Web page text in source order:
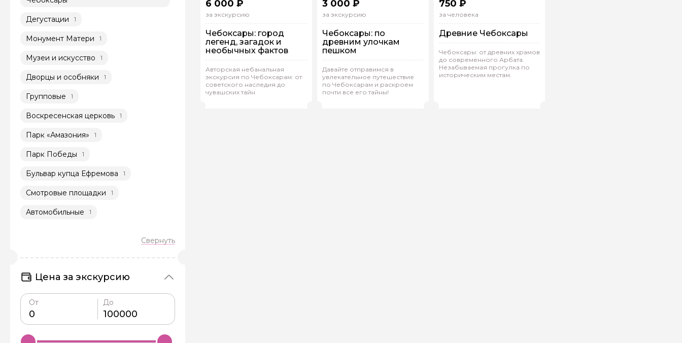
Дегустации 1
Монумент Матери 1
Музеи и искусство 1
Дворцы и особняки 1
Групповые 1
Воскресенская церковь 1
Парк «Амазония» 1
Парк Победы 1
Бульвар купца Ефремова 1
Смотровые площадки 1
Автомобильные 1
Цена за экскурсию
От До
6 000 ₽
за экскурсию
Чебоксары: город
легенд, загадок и
необычных фактов
Авторская небанальная
экскурсия по Чебоксарам: от
советского наследия до
чувашских тайн
Индивидуальная
На машине
3 000 ₽
за экскурсию
Чебоксары: по
древним улочкам
пешком
Давайте отправимся в
увлекательное путешествие
по Чебоксарам и раскроем
почти все его тайны!
Индивидуальная
Пешком
750 ₽
за человека
Древние Чебоксары
Чебоксары: от древних храмов
до современного Арбата.
Незабываемая прогулка по
историческим местам.
Групповая
Как вас зовут
Вопросы и комментарии